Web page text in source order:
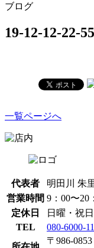
ブログ
19-12-12-22-
一覧ページへ
代表者
明田川 朱
営業時間 9：00〜20
定休日
日曜・祝日
TEL
080-6000-
〒986-